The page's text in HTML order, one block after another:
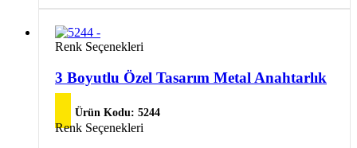
seçilebilir
birden
fazla
varyasyonu
var.
Seçenekler
ürün
seçilebilir
Bu
birden
fazla
varyasyonu
Seçenekler
Renk Seçenekleri
3 Boyutlu Özel Tasarım Metal Anahtarlık
Ürün Kodu: 5244
Bu
Renk Seçenekleri